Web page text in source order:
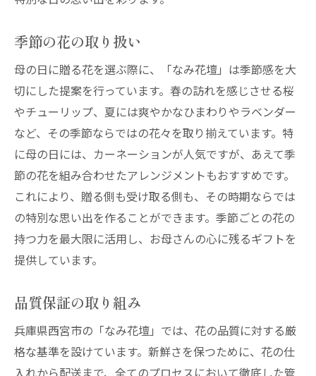
季節の花の取り扱い
母の日に贈る花を選ぶ際に、「なみ花壇」は季節感を大
切にした提案を行っています。春の訪れを感じさせる桜
やチューリップ、夏には爽やかなひまわりやラベンダー
など、その季節ならではの花々を取り揃えています。特
に母の日には、カーネーションが人気ですが、あえて季
節の花を組み合わせたアレンジメントもおすすめです。
これにより、贈る側も受け取る側も、その時期ならでは
の特別な思い出を作ることができます。季節ごとの花の
持つ力を最大限に活用し、お母さんの心に残るギフトを
提供しています。
品質保証の取り組み
兵庫県西宮市の「なみ花壇」では、花の品質に対する厳
格な基準を設けています。新鮮さを保つために、花の仕
入れから配送まで、全てのプロセスにおいて徹底した管